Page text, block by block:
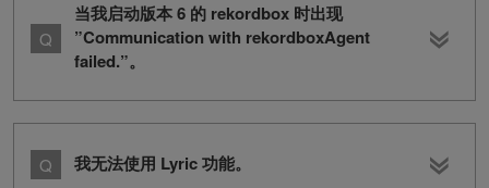
当我启动版本 6 的 rekordbox 时出现
”Communication with rekordboxAgent
failed.”。
我无法使用 Lyric 功能。